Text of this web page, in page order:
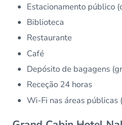
Estacionamento público
Biblioteca
Restaurante
Café
Depósito de bagagens
Receção 24 horas
Wi-Fi nas áreas públicas